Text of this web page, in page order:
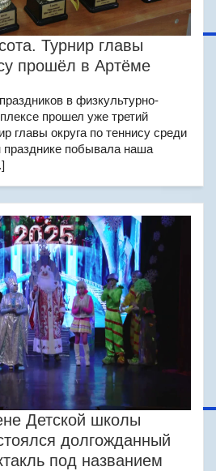
Турнир главы
прошёл в Артёме
в физкультурно-
прошел уже третий
главы округа по теннису среди
празднике побывала наша
Детской школы
долгожданный
под названием